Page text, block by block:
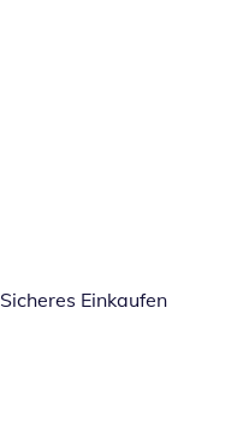
Sicheres Einkaufen